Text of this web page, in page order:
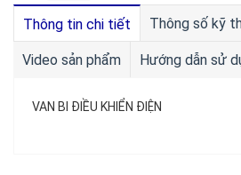
Thông tin chi tiết Thông số kỹ
Video sản phẩm Hướng dẫn sử
VAN BI ĐIỀU KHIỂN ĐIỆN